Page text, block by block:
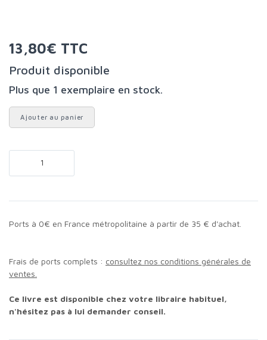
13,80€ TTC
Produit disponible
Plus que 1 exemplaire en stock.
Ajouter au panier
Ports à 0€ en France métropolitaine à partir de 35 € d'achat.
Frais de ports complets : consultez nos conditions générales de
ventes.
Ce livre est disponible chez votre libraire habituel,
n'hésitez pas à lui demander conseil.